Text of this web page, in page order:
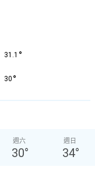
31.1 °
30 °
週六
30°
週日
34°